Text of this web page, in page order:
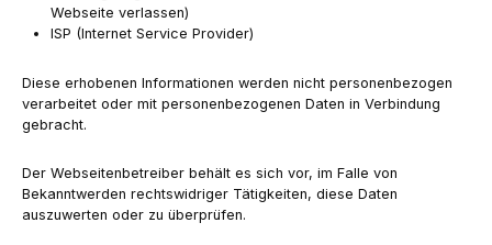
Webseite verlassen)
ISP (Internet Service Provider)
Diese erhobenen Informationen werden nicht personenbezogen
verarbeitet oder mit personenbezogenen Daten in Verbindung
gebracht.
Der Webseitenbetreiber behält es sich vor, im Falle von
Bekanntwerden rechtswidriger Tätigkeiten, diese Daten
auszuwerten oder zu überprüfen.